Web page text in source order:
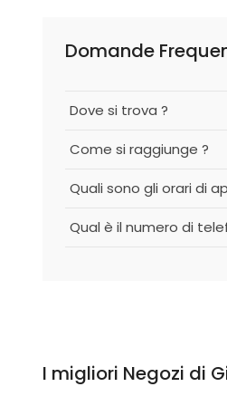
Domande
Dove si trova ?
Come si raggiunge ?
Quali sono gli orari di
Qual è il numero di
I migliori Negozi di